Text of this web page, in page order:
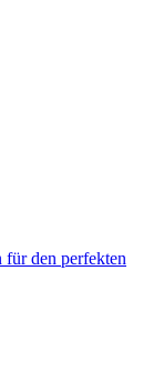
für den perfekten